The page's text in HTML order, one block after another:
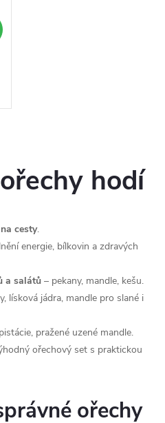
hodí
cesty.
energie, bílkovin a zdravých
a salátů – pekany, mandle, kešu.
lísková jádra, mandle pro slané i
pražené uzené mandle.
ořechový set s praktickou
ořechy